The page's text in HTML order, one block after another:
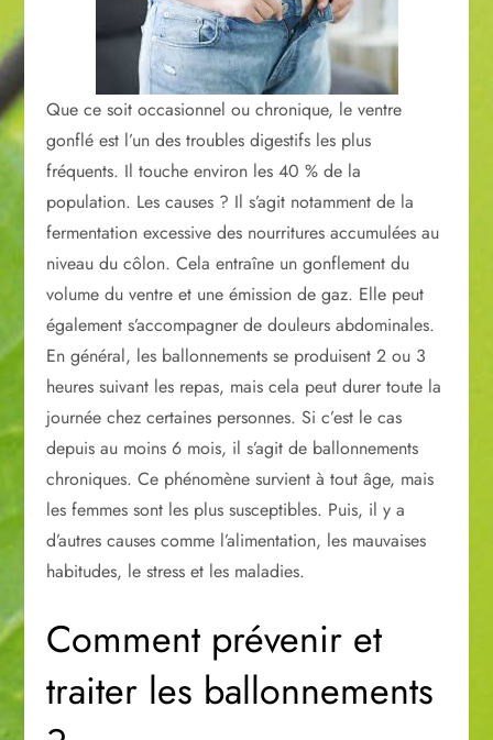
Que ce soit occasionnel ou chronique, le ventre
gonflé est l’un des troubles digestifs les plus
fréquents. Il touche environ les 40 % de la
population. Les causes ? Il s’agit notamment de la
fermentation excessive des nourritures accumulées au
niveau du côlon. Cela entraîne un gonflement du
volume du ventre et une émission de gaz. Elle peut
également s’accompagner de douleurs abdominales.
En général, les ballonnements se produisent 2 ou 3
heures suivant les repas, mais cela peut durer toute la
journée chez certaines personnes. Si c’est le cas
depuis au moins 6 mois, il s’agit de ballonnements
chroniques. Ce phénomène survient à tout âge, mais
les femmes sont les plus susceptibles. Puis, il y a
d’autres causes comme l’alimentation, les mauvaises
habitudes, le stress et les maladies.
Comment prévenir et
traiter les ballonnements